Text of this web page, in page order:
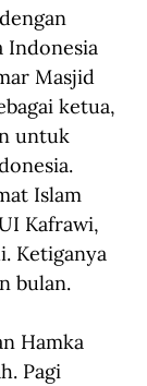
Indonesia
Masjid
ketua,
untuk
Islam
Kafrawi,
Ketiganya
bulan.
Hamka
Pagi